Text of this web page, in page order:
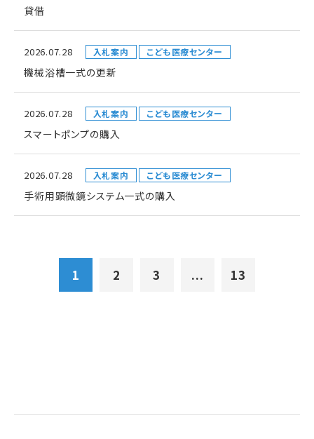
貸借
2026.07.28 入札案内 こども医療センター
機械浴槽一式の更新
2026.07.28 入札案内 こども医療センター
スマートポンプの購入
2026.07.28 入札案内 こども医療センター
手術用顕微鏡システム一式の購入
1 2 3 ... 13